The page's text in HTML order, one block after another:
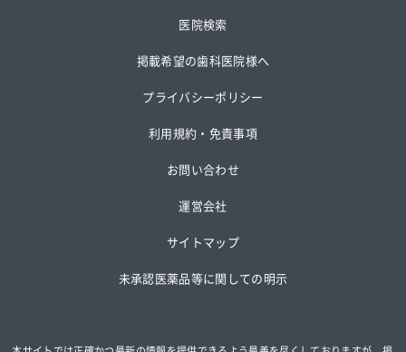
医院検索
掲載希望の歯科医院様へ
プライバシーポリシー
利用規約・免責事項
お問い合わせ
運営会社
サイトマップ
未承認医薬品等に関しての明示